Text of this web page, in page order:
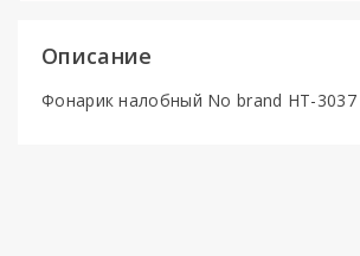
Описание
Фонарик налобный No brand HT-